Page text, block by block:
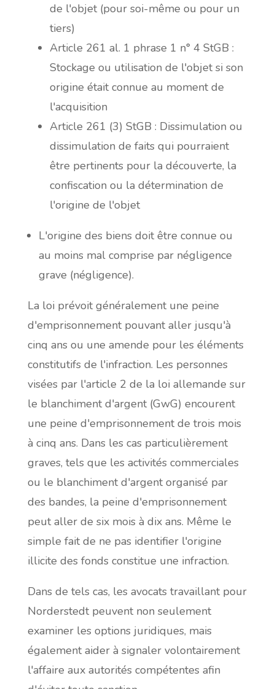
de l'objet (pour soi-même ou pour un
tiers)
Article 261 al. 1 phrase 1 n° 4 StGB :
Stockage ou utilisation de l'objet si son
origine était connue au moment de
l'acquisition
Article 261 (3) StGB : Dissimulation ou
dissimulation de faits qui pourraient
être pertinents pour la découverte, la
confiscation ou la détermination de
l'origine de l'objet
L'origine des biens doit être connue ou
au moins mal comprise par négligence
grave (négligence).
La loi prévoit généralement une peine
d'emprisonnement pouvant aller jusqu'à
cinq ans ou une amende pour les éléments
constitutifs de l'infraction. Les personnes
visées par l'article 2 de la loi allemande sur
le blanchiment d'argent (GwG) encourent
une peine d'emprisonnement de trois mois
à cinq ans. Dans les cas particulièrement
graves, tels que les activités commerciales
ou le blanchiment d'argent organisé par
des bandes, la peine d'emprisonnement
peut aller de six mois à dix ans. Même le
simple fait de ne pas identifier l'origine
illicite des fonds constitue une infraction.
Dans de tels cas, les avocats travaillant pour
Norderstedt peuvent non seulement
examiner les options juridiques, mais
également aider à signaler volontairement
l'affaire aux autorités compétentes afin